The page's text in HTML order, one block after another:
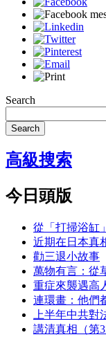
Search
Search
高級搜索
今日頭版
從「打掃浴缸
近期在日本真
勸三退小故事
萬物有言：從
重症來襲遇高
連環畫：他們
上半年中共對
講清真相（第